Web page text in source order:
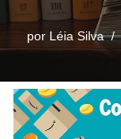
por Léia Silva